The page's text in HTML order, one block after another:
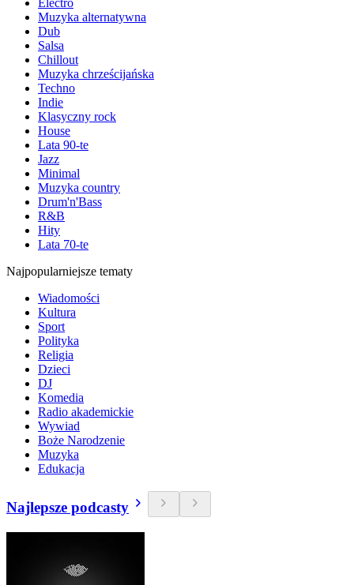
Electro
Muzyka alternatywna
Dub
Salsa
Chillout
Muzyka chrześcijańska
Techno
Indie
Klasyczny rock
House
Lata 90-te
Jazz
Minimal
Muzyka country
Drum'n'Bass
R&B
Hity
Lata 70-te
Najpopularniejsze tematy
Wiadomości
Kultura
Sport
Polityka
Religia
Dzieci
DJ
Komedia
Radio akademickie
Wywiad
Boże Narodzenie
Muzyka
Edukacja
Najlepsze podcasty